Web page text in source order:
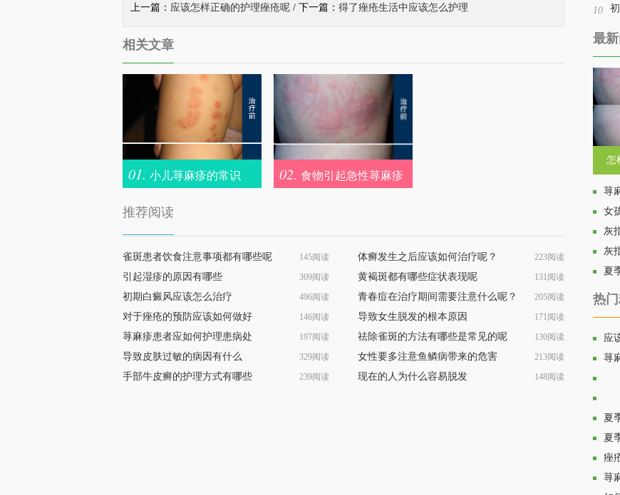
上一篇： 应该怎样正确的护理痤疮呢 / 下一篇： 得了痤疮生活中应该怎么护理
相关文章
01. 小儿荨麻疹的常识 02. 食物引起急性荨麻疹
推荐阅读
雀斑患者饮食注意事项都有哪些呢 145阅读
引起湿疹的原因有哪些 309阅读
初期白癜风应该怎么治疗 496阅读
对于痤疮的预防应该如何做好 146阅读
荨麻疹患者应如何护理患病处 197阅读
导致皮肤过敏的病因有什么 329阅读
手部牛皮癣的护理方式有哪些 239阅读
体癣发生之后应该如何治疗呢？ 223阅读
黄褐斑都有哪些症状表现呢 131阅读
青春痘在治疗期间需要注意什么呢？ 205阅读
导致女生脱发的根本原因 171阅读
祛除雀斑的方法有哪些是常见的呢 130阅读
女性要多注意鱼鳞病带来的危害 213阅读
现在的人为什么容易脱发 148阅读
10
最
怎
荨
女
灰
灰
夏
热
应
荨
荨
夏
夏
痤
荨